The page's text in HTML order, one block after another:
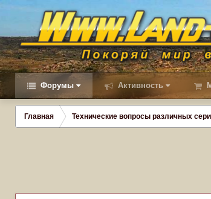
Форумы Активность
Главная Технические вопросы различных